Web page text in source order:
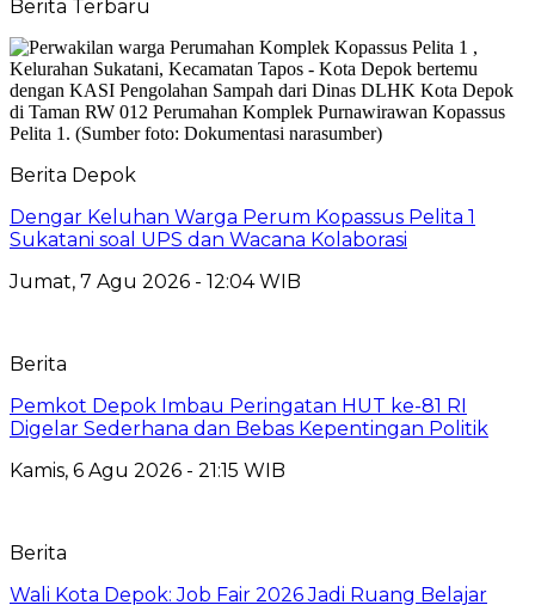
Berita Terbaru
Berita Depok
Dengar Keluhan Warga Perum Kopassus Pelita 1
Sukatani soal UPS dan Wacana Kolaborasi
Jumat, 7 Agu 2026 - 12:04 WIB
Berita
Pemkot Depok Imbau Peringatan HUT ke-81 RI
Digelar Sederhana dan Bebas Kepentingan Politik
Kamis, 6 Agu 2026 - 21:15 WIB
Berita
Wali Kota Depok: Job Fair 2026 Jadi Ruang Belajar